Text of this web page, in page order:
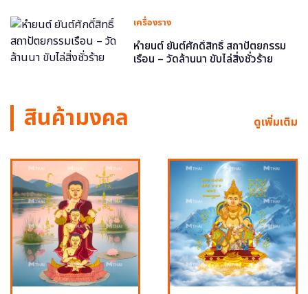
เครื่องราง
หำยนต์ ยันต์ศักดิ์สิทธิ์ สถาปัตยกรรม
เรือน – วัดล้านนา ขับไล่สิ่งชั่วร้าย
สินค้ามงคล ดูเพิ่มเติม